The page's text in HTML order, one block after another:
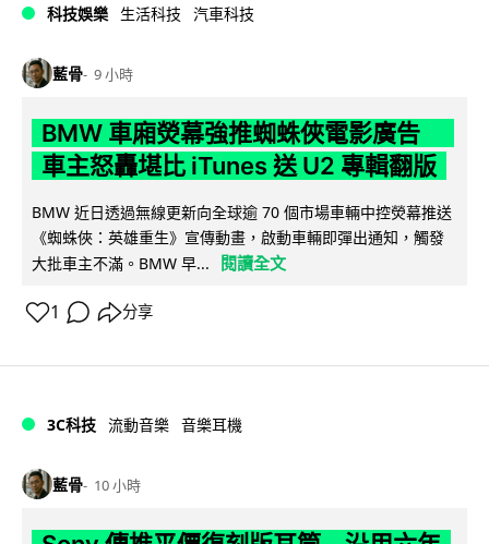
科技娛樂 生活科技 汽車科技
藍骨 9 小時
BMW 車廂熒幕強推蜘蛛俠電影廣告
車主怒轟堪比 iTunes 送 U2 專輯翻版
BMW 近日透過無線更新向全球逾 70 個市場車輛中控熒幕推送
《蜘蛛俠：英雄重生》宣傳動畫，啟動車輛即彈出通知，觸發
大批車主不滿。BMW 早...
閱讀全文
1 分享
3C科技 流動音樂 音樂耳機
藍骨 10 小時